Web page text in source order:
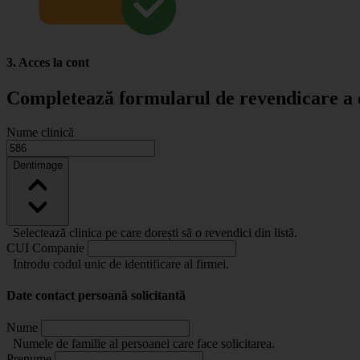
3. Acces la cont
Completează formularul de revendicare
Nume clinică
Dentimage
Selectează clinica pe care dorești să o revendici din listă.
CUI Companie
Introdu codul unic de identificare al firmei.
Date contact persoană solicitantă
Nume
Numele de familie al persoanei care face solicitarea.